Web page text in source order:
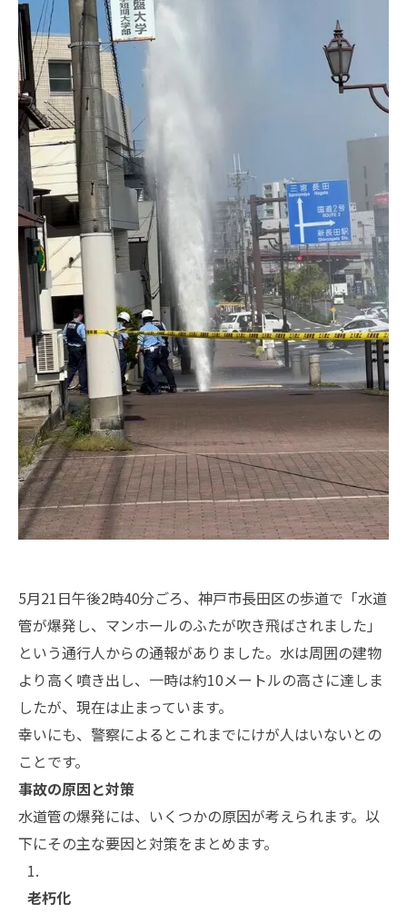
5月21日午後2時40分ごろ、神戸市長田区の歩道で「水道
管が爆発し、マンホールのふたが吹き飛ばされました」
という通行人からの通報がありました。水は周囲の建物
より高く噴き出し、一時は約10メートルの高さに達しま
したが、現在は止まっています。
幸いにも、警察によるとこれまでにけが人はいないとの
ことです。
事故の原因と対策
水道管の爆発には、いくつかの原因が考えられます。以
下にその主な要因と対策をまとめます。
老朽化